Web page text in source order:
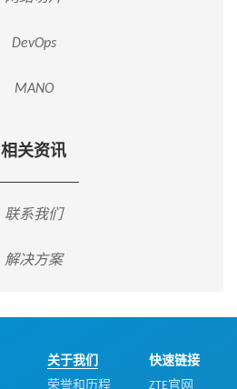
DevOps
MANO
相关资讯
联系我们
解决方案
关于我们
荣誉和历程
快速链接
ZTE官网